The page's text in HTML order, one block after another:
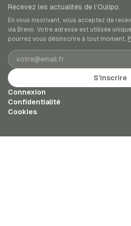
Recevez les actualités de l’Oulipo.
En vous inscrivant, vous acceptez de
via Brevo. Votre adresse est utilisée
pourrez vous désinscrire à tout moment.
Adresse e-mail
S’inscrire
Connexion
Confidentialité
Cookies